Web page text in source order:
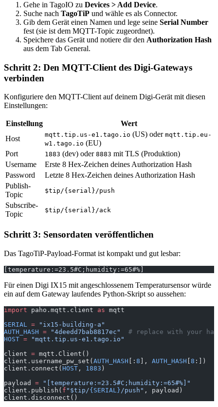
Gehe in TagoIO zu Devices > Add Device.
Suche nach TagoTiP und wähle es als Connector.
Gib dem Gerät einen Namen und lege seine Serial Number
fest (sie ist dem MQTT-Topic zugeordnet).
Speichere das Gerät und notiere dir den Authorization Hash
aus dem Tab General.
Schritt 2: Den MQTT-Client des Digi-Gateways
verbinden
Konfiguriere den MQTT-Client auf deinem Digi-Gerät mit diesen
Einstellungen:
Einstellung
Wert
Host
mqtt.tip.us-e1.tago.io (US) oder mqtt.tip.eu-
w1.tago.io (EU)
Port
1883 (dev) oder 8883 mit TLS (Produktion)
Username
Erste 8 Hex-Zeichen deines Authorization Hash
Password
Letzte 8 Hex-Zeichen deines Authorization Hash
Publish-
Topic
$tip/{serial}/push
Subscribe-
Topic
$tip/{serial}/ack
Schritt 3: Sensordaten veröffentlichen
Das TagoTiP-Payload-Format ist kompakt und gut lesbar:
[temperature:=23.5#C;humidity:=65#%]
Für einen Digi IX15 mit angeschlossenem Temperatursensor würde
ein auf dem Gateway laufendes Python-Skript so aussehen:
import paho.mqtt.client as mqtt
SERIAL
= "ix15-building-a"
AUTH_HASH = "4deedd7bab8817ec"
# replace with your
HOST = "mqtt.tip.us-e1.tago.io"
client = mqtt.Client()
client.username_pw_set( AUTH_HASH [: 8 ], AUTH_HASH 8 :])
client.connect( HOST , 1883 )
payload = "[temperature:=23.5#C;humidity:=65#%]"
client.publish( f "$tip/{SERIAL} /push" , payload)
client.disconnect()